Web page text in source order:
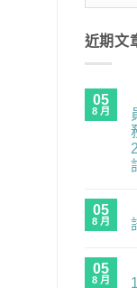
近期文
05
8 月
05
8 月
考
言
05
8 月